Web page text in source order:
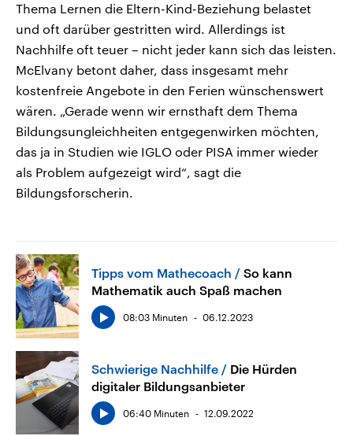
Thema Lernen die Eltern-Kind-Beziehung belastet
und oft darüber gestritten wird. Allerdings ist
Nachhilfe oft teuer – nicht jeder kann sich das leisten.
McElvany betont daher, dass insgesamt mehr
kostenfreie Angebote in den Ferien wünschenswert
wären. „Gerade wenn wir ernsthaft dem Thema
Bildungsungleichheiten entgegenwirken möchten,
das ja in Studien wie IGLO oder PISA immer wieder
als Problem aufgezeigt wird“, sagt die
Bildungsforscherin.
Tipps vom Mathecoach
So kann
Mathematik auch Spaß machen
08:03 Minuten 06.12.2023
Schwierige Nachhilfe
Die Hürden
digitaler Bildungsanbieter
06:40 Minuten 12.09.2022